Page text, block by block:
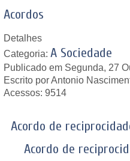
Acordos
Detalhes
Categoria:A Sociedade
Publicado em Segunda, 27
Escrito por Antonio
Acessos: 9514
Acordo de
Acordo de